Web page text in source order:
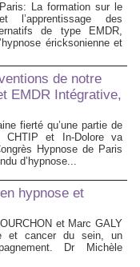
La formation sur le
l’apprentissage des
de type EMDR,
éricksonienne et
de notre
EMDR Intégrative,
fierté qu’une partie de
CHTIP et In-Dolore va
Hypnose de Paris
d’hypnose...
hypnose et
et Marc GALY
et cancer du sein, un
Dr Michèle